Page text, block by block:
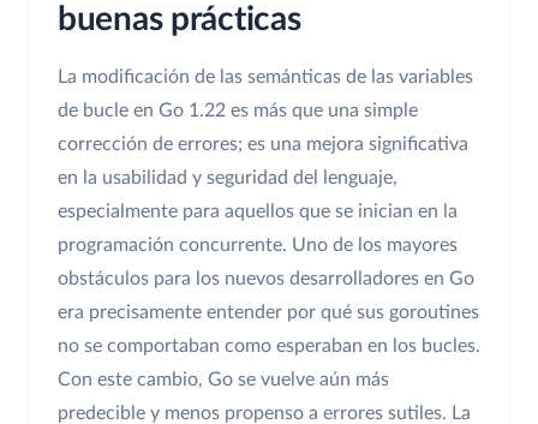
buenas prácticas
La modificación de las semánticas de las variables
de bucle en Go 1.22 es más que una simple
corrección de errores; es una mejora significativa
en la usabilidad y seguridad del lenguaje,
especialmente para aquellos que se inician en la
programación concurrente. Uno de los mayores
obstáculos para los nuevos desarrolladores en Go
era precisamente entender por qué sus goroutines
no se comportaban como esperaban en los bucles.
Con este cambio, Go se vuelve aún más
predecible y menos propenso a errores sutiles. La